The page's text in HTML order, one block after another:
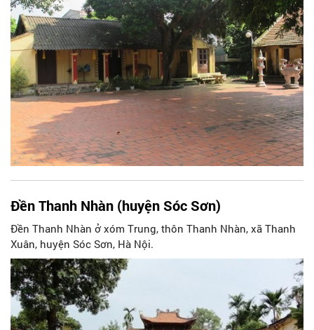
Đền Thanh Nhàn (huyện Sóc Sơn)
Đền Thanh Nhàn ở xóm Trung, thôn Thanh Nhàn, xã Thanh
Xuân, huyện Sóc Sơn, Hà Nội.